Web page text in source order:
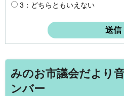
3：どちらともいえない
みのお市議会だより
ンバー